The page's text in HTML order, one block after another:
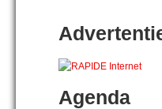
Agenda